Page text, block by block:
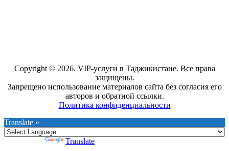
Copyright © 2026. VIP-услуги в Таджикистане. Все права
защищены.
Запрещено использование материалов сайта без согласия его
авторов и обратной ссылки.
Политика конфиденциальности
Translate »
Translate